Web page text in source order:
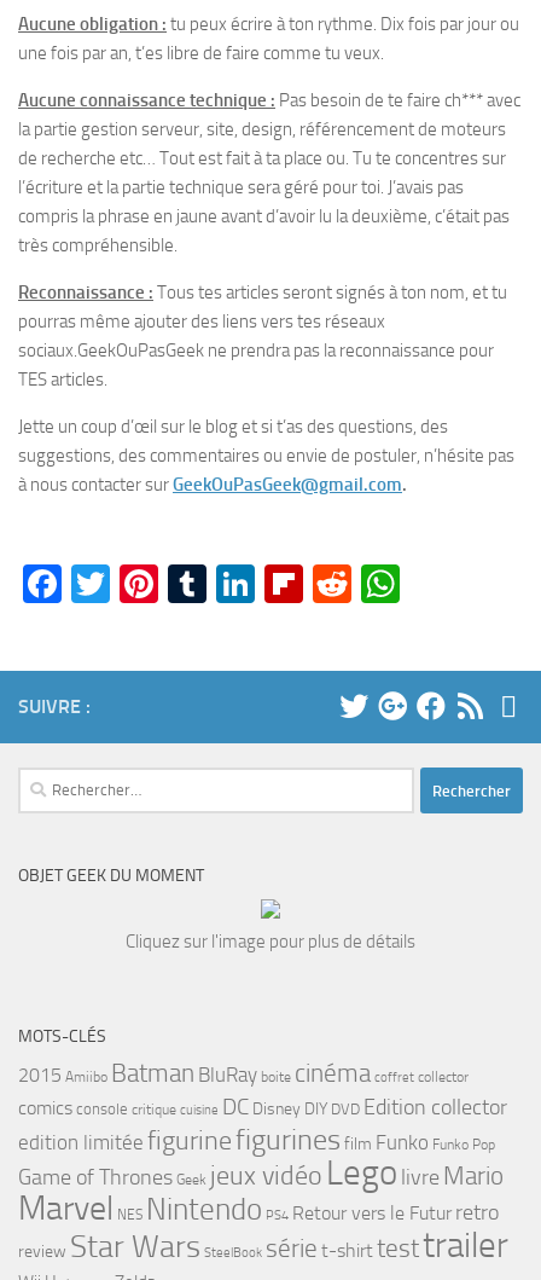
Aucune obligation : tu peux écrire à ton rythme. Dix fois par jour ou
une fois par an, t’es libre de faire comme tu veux.
Aucune connaissance technique : Pas besoin de te faire ch*** avec
la partie gestion serveur, site, design, référencement de moteurs
de recherche etc… Tout est fait à ta place ou. Tu te concentres sur
l’écriture et la partie technique sera géré pour toi. J’avais pas
compris la phrase en jaune avant d’avoir lu la deuxième, c’était pas
très compréhensible.
Reconnaissance : Toustes articles seront signés à ton nom, et tu
pourras même ajouter des liens vers tes réseaux
sociaux.GeekOuPasGeek ne prendra pas la reconnaissance pour
TES articles.
Jette un coup d’œil sur le blog et si t’as des questions, des
suggestions, des commentaires ou envie de postuler, n’hésite pas
à nous contacter surGeekOuPasGeek@gmail.com.
Facebook
Twitter
Pinterest
Tumblr
LinkedIn
Flipboard
Reddit
SUIVRE :
Rechercher :
OBJET GEEK DU MOMENT
Cliquez sur l'image pour plus de détails
MOTS-CLÉS
2015 Amiibo Batman BluRay boite cinéma coffret collector
comics console critique cuisine DC Disney DIY DVD Edition collector
edition limitée figurinefigurines film Funko Funko Pop
Game of Thrones Geek jeux vidéo Lego livre Mario
Marvel NES Nintendo PS4 Retour vers le Futur retro
review Star Wars SteelBook série t-shirttesttrailer